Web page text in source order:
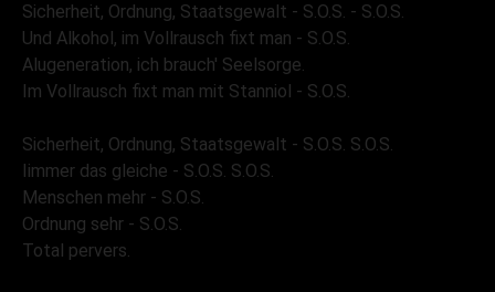
Sicherheit, Ordnung, Staatsgewalt - S.O.S. - S.O.S.
Und Alkohol, im Vollrausch fixt man - S.O.S.
Alugeneration, ich brauch' Seelsorge.
Im Vollrausch fixt man mit Stanniol - S.O.S.
Sicherheit, Ordnung, Staatsgewalt - S.O.S. S.O.S.
Iimmer das gleiche - S.O.S. S.O.S.
Menschen mehr - S.O.S.
Ordnung sehr - S.O.S.
Total pervers.